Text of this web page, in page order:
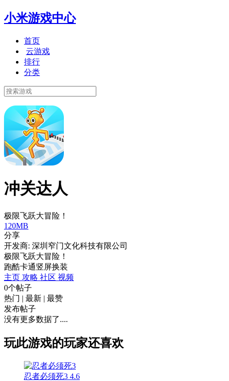
小米游戏中心
首页
云游戏
排行
分类
冲关达人
极限飞跃大冒险！
120MB
分享
开发商: 深圳窄门文化科技有限公司
极限飞跃大冒险！
跑酷卡通竖屏换装
主页 攻略 社区 视频
0个帖子
热门 | 最新 | 最赞
发布帖子
没有更多数据了....
玩此游戏的玩家还喜欢
忍者必须死3 4.6